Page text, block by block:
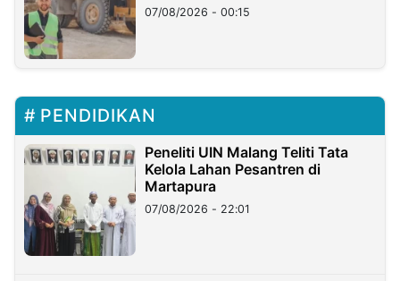
07/08/2026 - 00:15
PENDIDIKAN
Peneliti UIN Malang Teliti Tata
Kelola Lahan Pesantren di
Martapura
07/08/2026 - 22:01